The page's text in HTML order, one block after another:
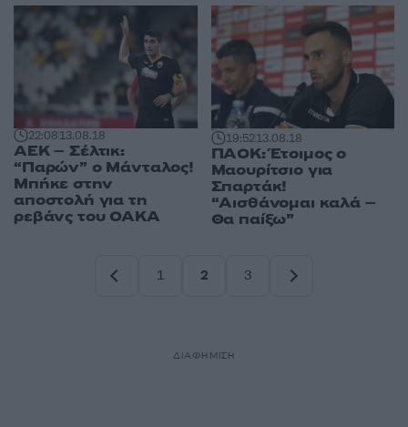
22:0813.08.18
ΑΕΚ – Σέλτικ:
“Παρών” ο Μάνταλος!
Μπήκε στην
αποστολή για τη
ρεβάνς του ΟΑΚΑ
19:5213.08.18
ΠΑΟΚ: Έτοιμος ο
Μαουρίτσιο για
Σπαρτάκ!
“Αισθάνομαι καλά –
Θα παίξω”
1
2
3
ΔΙΑΦΗΜΙΣΗ